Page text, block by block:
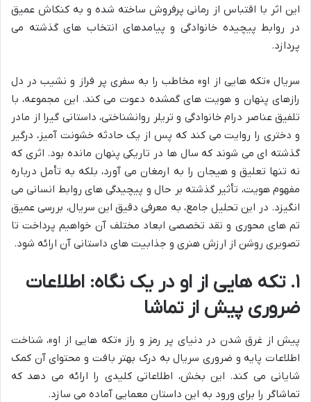
این اثر با اقتباس از رمانی پرفروش ساخته شده و به کنکاش عمیق
در روابط پیچیده خانوادگی و پیامدهای انتخاب های گذشته می
پردازد.
سریال «تکه هایی از او» مخاطب را به سفری پر فراز و نشیب در دل
رازهای پنهان و هویت های گمشده دعوت می کند. این مجموعه، با
تلفیق عناصر درام خانوادگی و تریلر روانشناختی، داستانی گیرا از مادر
و دختری را روایت می کند که پس از یک حادثه خشونت آمیز، درگیر
گذشته ای می شوند که سال ها در تاریکی پنهان مانده بود. اثری که
نه تنها تعلیق و هیجان را به ارمغان می آورد، بلکه به تأمل درباره
مفهوم هویت، تأثیر گذشته بر حال و پیچیدگی های روابط انسانی می
انگیزد. در این تحلیل جامع، به معرفی دقیق این سریال، بررسی عمیق
تم های محوری و نقد تخصصی ابعاد مختلف آن خواهیم پرداخت تا
تصویری روشن از ارزش هنری و جذابیت های داستانی آن ارائه شود.
۱. تکه هایی از او در یک نگاه: اطلاعات
ضروری پیش از تماشا
پیش از غرق شدن در دنیای پر رمز و راز «تکه هایی از او»، شناخت
اطلاعات پایه و ضروری سریال به درک بهتر بافت و محتوای آن کمک
شایانی می کند. این بخش، اطلاعاتی کلیدی را ارائه می دهد که
تماشاگر را برای ورود به این داستان معمایی آماده می سازد.